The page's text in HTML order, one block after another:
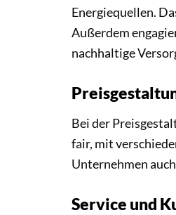
Energiequellen.
Außerdem
nachhaltige
Bei der
fair, mit
Unternehmen
Service und